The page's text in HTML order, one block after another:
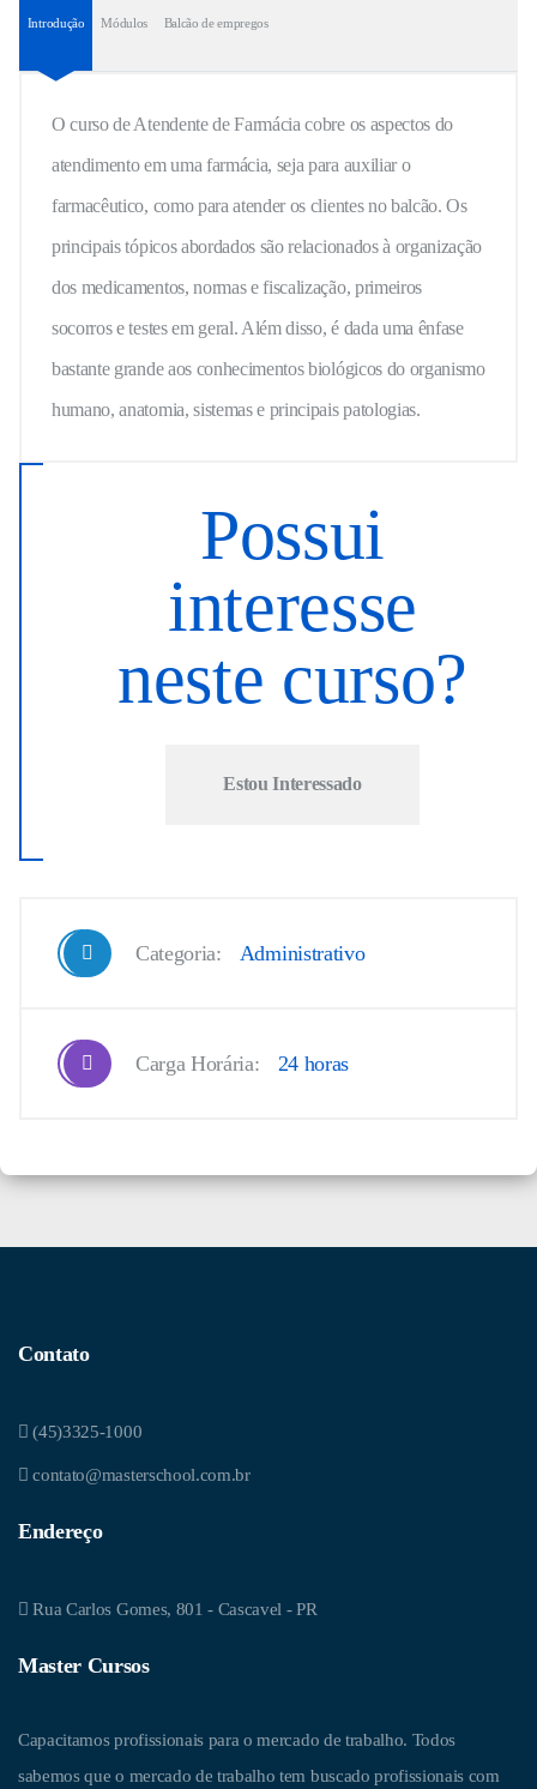
Introdução Módulos Balcão de empregos
O curso de Atendente de Farmácia cobre os aspectos do
atendimento em uma farmácia, seja para auxiliar o
farmacêutico, como para atender os clientes no balcão. Os
principais tópicos abordados são relacionados à organização
dos medicamentos, normas e fiscalização, primeiros
socorros e testes em geral. Além disso, é dada uma ênfase
bastante grande aos conhecimentos biológicos do organismo
humano, anatomia, sistemas e principais patologias.
Possui
interesse
neste curso?
Estou Interessado
Categoria: Administrativo
Carga Horária: 24 horas
Contato
(45)3325-1000
contato@masterschool.com.br
Endereço
Rua Carlos Gomes, 801 - Cascavel - PR
Master Cursos
Capacitamos profissionais para o mercado de trabalho. Todos
sabemos que o mercado de trabalho tem buscado profissionais com